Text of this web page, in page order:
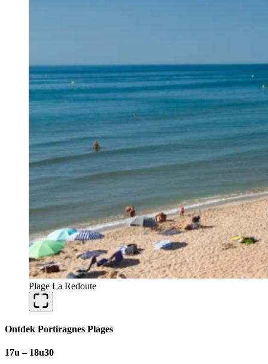
Plage La Redoute
Ontdek Portiragnes Plages
17u – 18u30